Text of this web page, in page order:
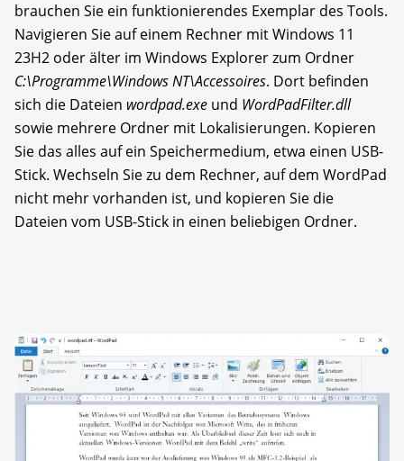
brauchen Sie ein funktionierendes Exemplar des Tools.
Navigieren Sie auf einem Rechner mit Windows 11
23H2 oder älter im Windows Explorer zum Ordner
C:\Programme\Windows NT\Accessoires. Dort befinden
sich die Dateien wordpad.exe und WordPadFilter.dll
sowie mehrere Ordner mit Lokalisierungen. Kopieren
Sie das alles auf ein Speichermedium, etwa einen USB-
Stick. Wechseln Sie zu dem Rechner, auf dem WordPad
nicht mehr vorhanden ist, und kopieren Sie die
Dateien vom USB-Stick in einen beliebigen Ordner.